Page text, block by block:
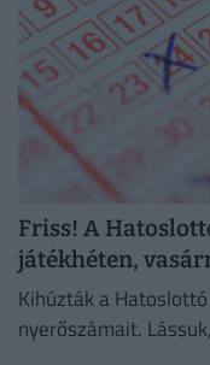
Friss! A
játékhéten,
Kihúzták a
nyerőszámait.